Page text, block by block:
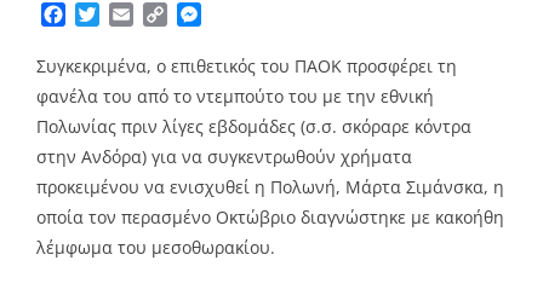
Facebook
TwitterEmailCopy
Συγκεκριμένα, ο επιθετικός του ΠΑΟΚ προσφέρει τη
φανέλα του από το ντεμπούτο του με την εθνική
Πολωνίας πριν λίγες εβδομάδες (σ.σ. σκόραρε κόντρα
στην Ανδόρα) για να συγκεντρωθούν χρήματα
προκειμένου να ενισχυθεί η Πολωνή, Μάρτα Σιμάνσκα, η
οποία τον περασμένο Οκτώβριο διαγνώστηκε με κακοήθη
λέμφωμα του μεσοθωρακίου.